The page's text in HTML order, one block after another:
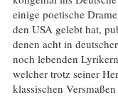
einige poetische
den USA gelebt hat,
denen acht in
noch lebenden
welcher trotz seiner
klassischen